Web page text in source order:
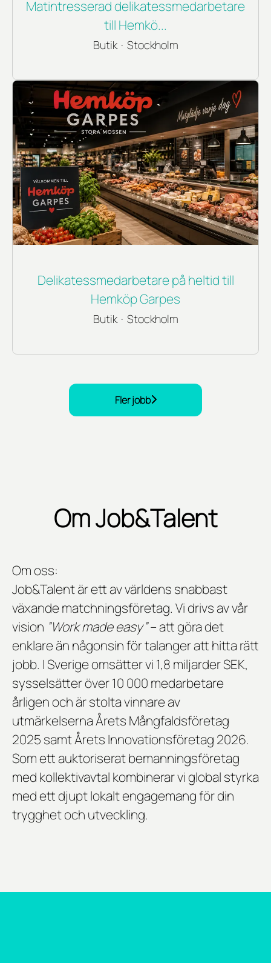
Matintresserad delikatessmedarbetare
till Hemkö...
Butik · Stockholm
Delikatessmedarbetare på heltid till
Hemköp Garpes
Butik · Stockholm
Fler jobb
Om Job&Talent
Om oss:
Job&Talent är ett av världens snabbast
växande matchningsföretag. Vi drivs av vår
vision ”Work made easy”– att göra det
enklare än någonsin för talanger att hitta rätt
jobb. I Sverige omsätter vi 1,8 miljarder SEK,
sysselsätter över 10 000 medarbetare
årligen och är stolta vinnare av
utmärkelsernaÅrets Mångfaldsföretag
2025 samtÅrets Innovationsföretag 2026.
Som ett auktoriserat bemanningsföretag
med kollektivavtal kombinerar vi global styrka
med ett djupt lokalt engagemang för din
trygghet och utveckling.